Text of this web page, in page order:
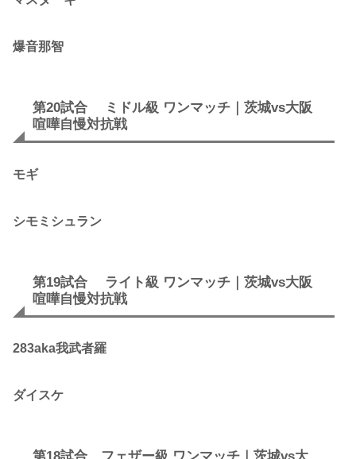
爆音那智
第20試合 ミドル級 ワンマッチ｜茨城vs大阪
喧嘩自慢対抗戦
モギ
シモミシュラン
第19試合 ライト級 ワンマッチ｜茨城vs大阪
喧嘩自慢対抗戦
283aka我武者羅
ダイスケ